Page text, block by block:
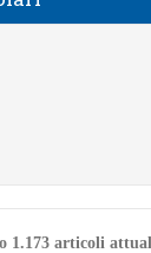
1.173 articoli